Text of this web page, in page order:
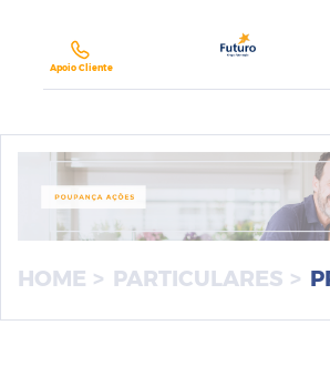
SA
Apoio Cliente
HOME PARTICULARES